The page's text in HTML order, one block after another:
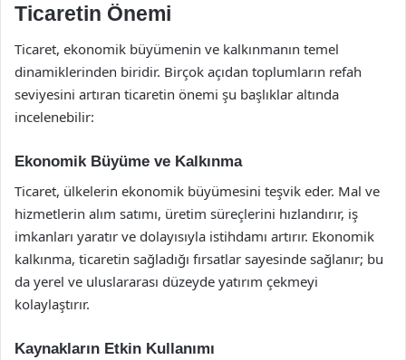
Ticaretin Önemi
Ticaret, ekonomik büyümenin ve kalkınmanın temel
dinamiklerinden biridir. Birçok açıdan toplumların refah
seviyesini artıran ticaretin önemi şu başlıklar altında
incelenebilir:
Ekonomik Büyüme ve Kalkınma
Ticaret, ülkelerin ekonomik büyümesini teşvik eder. Mal ve
hizmetlerin alım satımı, üretim süreçlerini hızlandırır, iş
imkanları yaratır ve dolayısıyla istihdamı artırır. Ekonomik
kalkınma, ticaretin sağladığı fırsatlar sayesinde sağlanır; bu
da yerel ve uluslararası düzeyde yatırım çekmeyi
kolaylaştırır.
Kaynakların Etkin Kullanımı